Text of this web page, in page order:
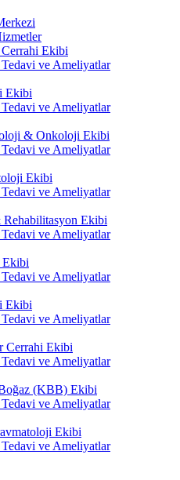
Ekibi
Tedavi ve Ameliyatlar
Ekibi
Tedavi ve Ameliyatlar
& Onkoloji Ekibi
Tedavi ve Ameliyatlar
Ekibi
Tedavi ve Ameliyatlar
Rehabilitasyon Ekibi
Tedavi ve Ameliyatlar
Ekibi
Tedavi ve Ameliyatlar
Ekibi
Tedavi ve Ameliyatlar
Cerrahi Ekibi
Tedavi ve Ameliyatlar
(KBB) Ekibi
Tedavi ve Ameliyatlar
Ekibi
Tedavi ve Ameliyatlar